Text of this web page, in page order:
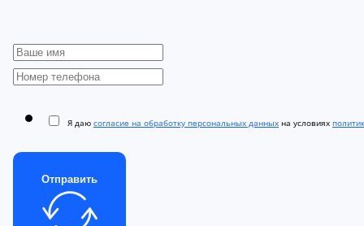
Я даю согласие на обработку персональных данных на условиях
Отправить